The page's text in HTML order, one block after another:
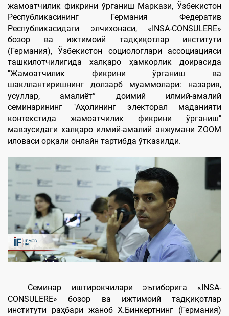
жамоатчилик фикрини ўрганиш Маркази, Ўзбекистон
Республикасининг Германия Федератив
Республикасидаги элчихонаси, «INSA-CONSULERE»
бозор ва ижтимоий тадқиқотлар институти
(Германия), Ўзбекистон социологлари ассоциацияси
ташкилотчилигида халқаро ҳамкорлик доирасида
"Жамоатчилик фикрини ўрганиш ва
шакллантиришнинг долзарб муаммолари: назария,
усуллар, амалиёт” доимий илмий-амалий
семинарининг "Aҳолининг электорал маданияти
контекстида жамоатчилик фикрини ўрганиш"
мавзусидаги халқаро илмий-амалий анжумани ZOOM
иловаси орқали онлайн тартибда ўтказилди.
Семинар иштирокчилари эътиборига «INSA-
CONSULERE» бозор ва ижтимоий тадқиқотлар
институти раҳбари жаноб Х.Бинкертнинг (Германия)